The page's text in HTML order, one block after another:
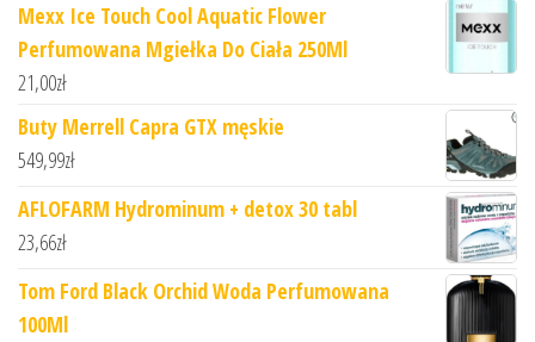
Mexx Ice Touch Cool Aquatic Flower
Perfumowana Mgiełka Do Ciała 250Ml
21,00zł
Buty Merrell Capra GTX męskie
549,99zł
AFLOFARM Hydrominum + detox 30 tabl
23,66zł
Tom Ford Black Orchid Woda Perfumowana
100Ml